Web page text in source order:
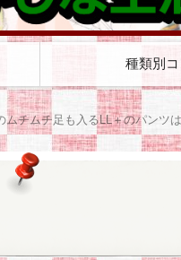
観察日記【咲
観察日記【世
観察日記【ゲ
観察日記【ダ
観察日記【
観察日記【
観察日記【
観察日記【
等
種類別
体験戦記各種
体験戦記料理編
解説戦記各種
企業・お店
読書感想
ムチムチ足も入るLL＋のパンツ